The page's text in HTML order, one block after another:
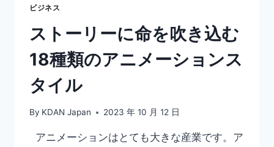
ル
も
紹
介！
ビジネス
ストーリーに命を吹き込む
18種類のアニメーションス
タイル
By KDAN Japan 2023 年 10 月 12 日
アニメーションはとても大きな産業です。ア